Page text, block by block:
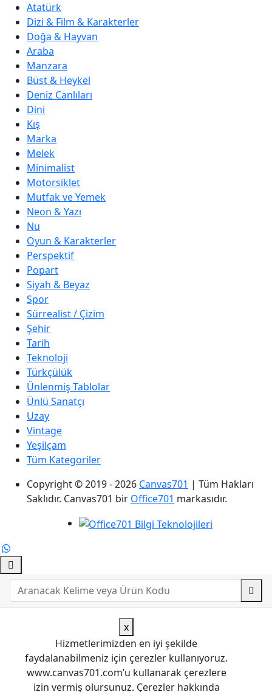
Atatürk
Dizi & Film & Karakterler
Doğa & Hayvan
Araba
Manzara
Büst & Heykel
Deniz Canlıları
Dini
Kış
Marka
Melek
Minimalist
Motorsiklet
Mutfak ve Yemek
Neon & Yazı
Nu
Oyun & Karakterler
Perspektif
Popart
Siyah & Beyaz
Spor
Sürrealist / Çizim
Şehir
Tarih
Teknoloji
Türkçülük
Ünlenmiş Tablolar
Ünlü Sanatçı
Uzay
Vintage
Yeşilçam
Tüm Kategoriler
Copyright © 2019 - 2026 Canvas701 | Tüm Hakları
Saklıdır. Canvas701 bir Office701 markasıdır.
x
Hizmetlerimizden en iyi şekilde
faydalanabilmeniz için çerezler kullanıyoruz.
www.canvas701.com’u kullanarak çerezlere
izin vermiş olursunuz. Çerezler hakkında